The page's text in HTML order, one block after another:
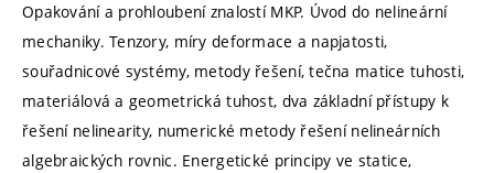
Opakování a prohloubení znalostí MKP. Úvod do nelineární
mechaniky. Tenzory, míry deformace a napjatosti,
souřadnicové systémy, metody řešení, tečna matice tuhosti,
materiálová a geometrická tuhost, dva základní přístupy k
řešení nelinearity, numerické metody řešení nelineárních
algebraických rovnic. Energetické principy ve statice,